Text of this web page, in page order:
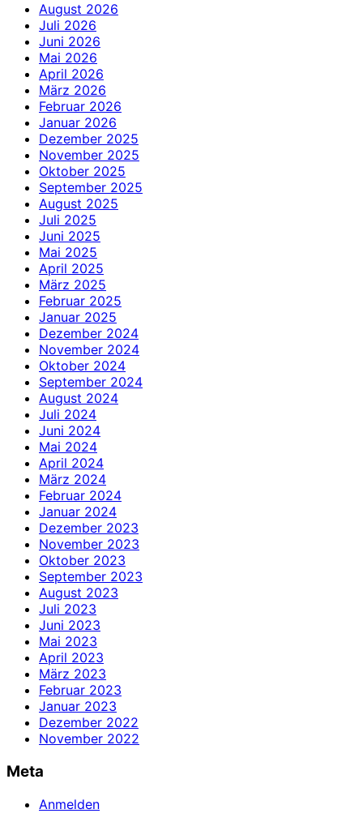
August 2026
Juli 2026
Juni 2026
Mai 2026
April 2026
März 2026
Februar 2026
Januar 2026
Dezember 2025
November 2025
Oktober 2025
September 2025
August 2025
Juli 2025
Juni 2025
Mai 2025
April 2025
März 2025
Februar 2025
Januar 2025
Dezember 2024
November 2024
Oktober 2024
September 2024
August 2024
Juli 2024
Juni 2024
Mai 2024
April 2024
März 2024
Februar 2024
Januar 2024
Dezember 2023
November 2023
Oktober 2023
September 2023
August 2023
Juli 2023
Juni 2023
Mai 2023
April 2023
März 2023
Februar 2023
Januar 2023
Dezember 2022
November 2022
Meta
Anmelden